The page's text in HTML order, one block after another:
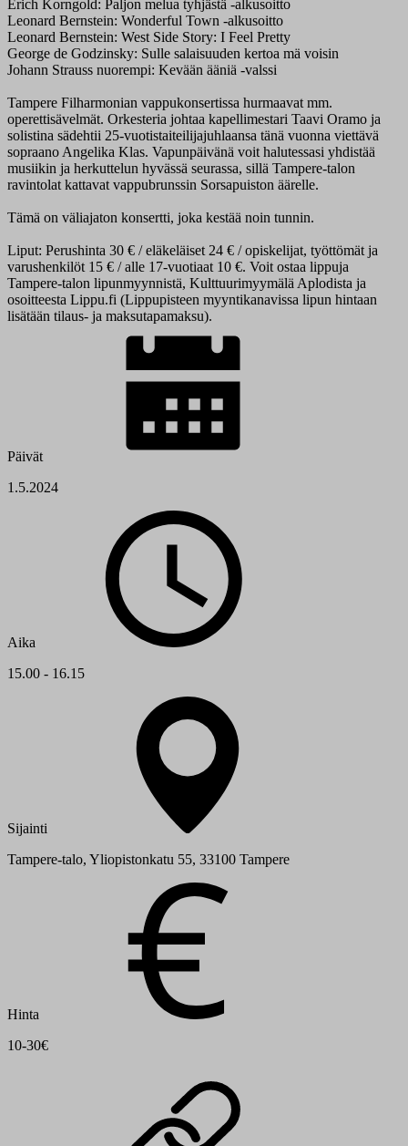
Erich Korngold: Paljon melua tyhjästä -alkusoitto
Leonard Bernstein: Wonderful Town -alkusoitto
Leonard Bernstein: West Side Story: I Feel Pretty
George de Godzinsky: Sulle salaisuuden kertoa mä voisin
Johann Strauss nuorempi: Kevään ääniä -valssi
Tampere Filharmonian vappukonsertissa hurmaavat mm.
operettisävelmät. Orkesteria johtaa kapellimestari Taavi Oramo ja
solistina sädehtii 25-vuotistaiteilijajuhlaansa tänä vuonna viettävä
sopraano Angelika Klas. Vapunpäivänä voit halutessasi yhdistää
musiikin ja herkuttelun hyvässä seurassa, sillä Tampere-talon
ravintolat kattavat vappubrunssin Sorsapuiston äärelle.
Tämä on väliajaton konsertti, joka kestää noin tunnin.
Liput: Perushinta 30 € / eläkeläiset 24 € / opiskelijat, työttömät ja
varushenkilöt 15 € / alle 17-vuotiaat 10 €. Voit ostaa lippuja
Tampere-talon lipunmyynnistä, Kulttuurimyymälä Aplodista ja
osoitteesta Lippu.fi (Lippupisteen myyntikanavissa lipun hintaan
lisätään tilaus- ja maksutapamaksu).
Päivät
1.5.2024
Aika
15.00 - 16.15
Sijainti
Tampere-talo, Yliopistonkatu 55, 33100 Tampere
Hinta
10-30€